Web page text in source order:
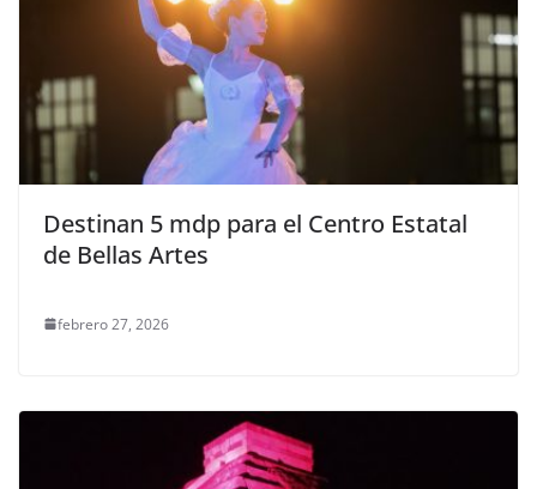
Destinan 5 mdp para el Centro Estatal
de Bellas Artes
febrero 27, 2026